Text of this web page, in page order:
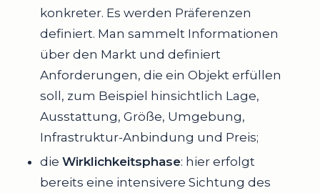
konkreter. Es werden Präferenzen
definiert. Man sammelt Informationen
über den Markt und definiert
Anforderungen, die ein Objekt erfüllen
soll, zum Beispiel hinsichtlich Lage,
Ausstattung, Größe, Umgebung,
Infrastruktur-Anbindung und Preis;
die Wirklichkeitsphase: hier erfolgt
bereits eine intensivere Sichtung des